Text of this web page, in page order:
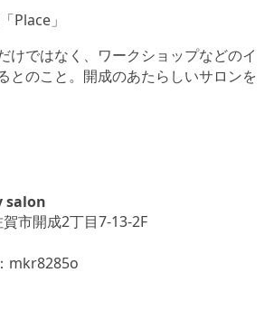
けではなく、ワークショップなどのイ
とのこと。開成のあたらしいサロンを
salon
市開成2丁目7-13-2F
mkr8285o